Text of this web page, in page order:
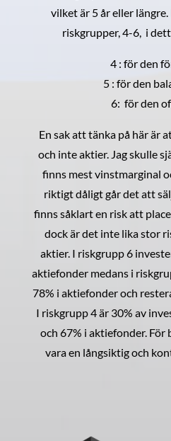
vilket är 5 år eller
riskgrupper, 4-6, i
4 : för den
5 : för den
6: för den
En sak att tänka på här är
och inte aktier. Jag skulle
finns mest vinstmarginal
riktigt dåligt går det att
finns såklart en risk att
dock är det inte lika stor
aktier. I riskgrupp 6
aktiefonder medans i
78% i aktiefonder och
I riskgrupp 4 är 30% av
och 67% i aktiefonder.
vara en långsiktig och